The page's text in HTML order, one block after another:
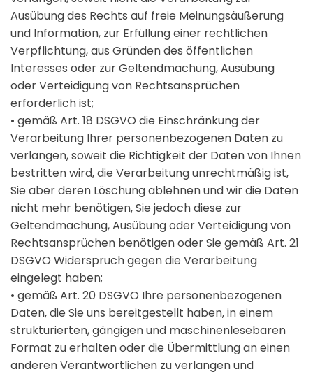
Ausübung des Rechts auf freie Meinungsäußerung
und Information, zur Erfüllung einer rechtlichen
Verpflichtung, aus Gründen des öffentlichen
Interesses oder zur Geltendmachung, Ausübung
oder Verteidigung von Rechtsansprüchen
erforderlich ist;
• gemäß Art. 18 DSGVO die Einschränkung der
Verarbeitung Ihrer personenbezogenen Daten zu
verlangen, soweit die Richtigkeit der Daten von Ihnen
bestritten wird, die Verarbeitung unrechtmäßig ist,
Sie aber deren Löschung ablehnen und wir die Daten
nicht mehr benötigen, Sie jedoch diese zur
Geltendmachung, Ausübung oder Verteidigung von
Rechtsansprüchen benötigen oder Sie gemäß Art. 21
DSGVO Widerspruch gegen die Verarbeitung
eingelegt haben;
• gemäß Art. 20 DSGVO Ihre personenbezogenen
Daten, die Sie uns bereitgestellt haben, in einem
strukturierten, gängigen und maschinenlesebaren
Format zu erhalten oder die Übermittlung an einen
anderen Verantwortlichen zu verlangen und